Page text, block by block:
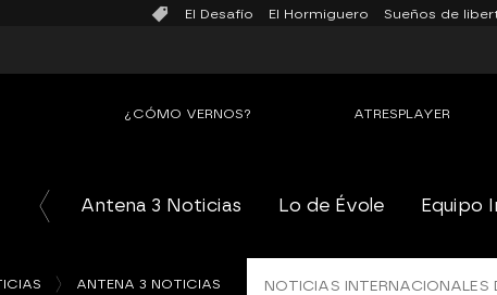
El Desafío El Hormiguero Sueños de
¿CÓMO VERNOS? ATRESPLAYER
Antena 3 Noticias Lo de Évole Equipo
ANTENA 3 NOTICIAS NOTICIAS INTERNACIONALES